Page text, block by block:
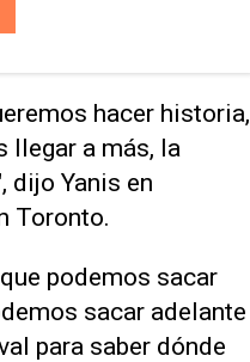
hacer historia,
llegar a más, la
dijo Yanis ⁠en
Toronto.
podemos sacar
sacar ‌adelante
para saber dónde